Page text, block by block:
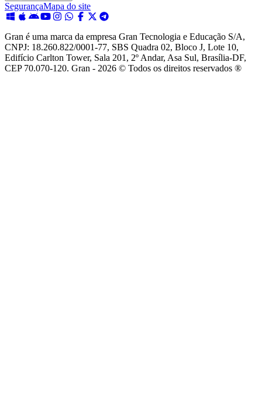
SegurançaMapa do site
Gran é uma marca da empresa Gran Tecnologia e Educação S/A,
CNPJ: 18.260.822/0001-77, SBS Quadra 02, Bloco J, Lote 10,
Edifício Carlton Tower, Sala 201, 2º Andar, Asa Sul, Brasília-DF,
CEP 70.070-120. Gran - 2026 © Todos os direitos reservados ®